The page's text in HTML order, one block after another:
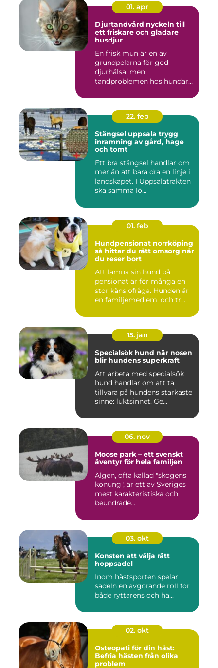
01. apr
Djurtandvård nyckeln till
ett friskare och gladare
husdjur
En frisk mun är en av
grundpelarna för god
djurhälsa, men
tandproblemen hos hundar
22. feb
Stängsel uppsala trygg
inramning av gård, hage
och tomt
Ett bra stängsel handlar om
mer än att bara dra en linje i
landskapet. I Uppsalatrakten
ska samma lö...
01. feb
Hundpensionat norrköping
så hittar du rätt omsorg när
du reser bort
Att lämna sin hund på
pensionat är för många en
stor känslofråga. Hunden är
en familjemedlem, och tr...
15. jan
Specialsök hund när nosen
blir hundens superkraft
Att arbeta med specialsök
hund handlar om att ta
tillvara på hundens starkaste
sinne: luktsinnet. Ge...
06. nov
Moose park – ett svenskt
äventyr för hela familjen
Älgen, ofta kallad "skogens
konung", är ett av Sveriges
mest karakteristiska och
beundrade...
03. okt
Konsten att välja rätt
hoppsadel
Inom hästsporten spelar
sadeln en avgörande roll för
både ryttarens och hä...
02. okt
Osteopati för din häst:
Befria hästen från olika
problem